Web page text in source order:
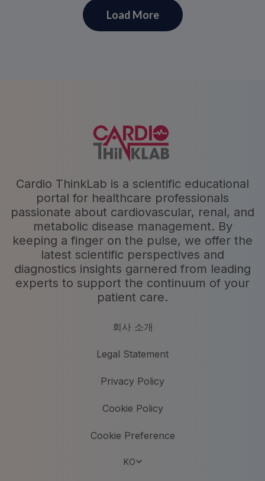
Load More
Cardio ThinkLab is a scientific educational
portal for healthcare professionals
passionate about cardiovascular, renal, and
metabolic disease management. By
keeping a finger on the pulse, we offer the
latest scientific perspectives and
diagnostics insights garnered from leading
experts to support the continuum of your
patient care.
회사 소개
Legal Statement
Privacy Policy
Cookie Policy
Cookie Preference
KO